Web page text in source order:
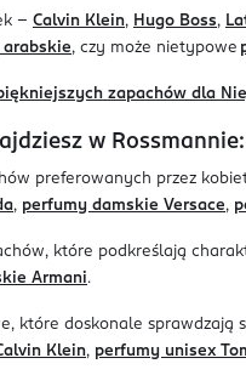
– Calvin Klein, Hugo Boss,
, czy może nietypowe
zapachów dla
w Rossmannie:
preferowanych przez
, perfumy damskie Versace,
które podkreślają
Armani.
które doskonale sprawdzają
Klein, perfumy unisex